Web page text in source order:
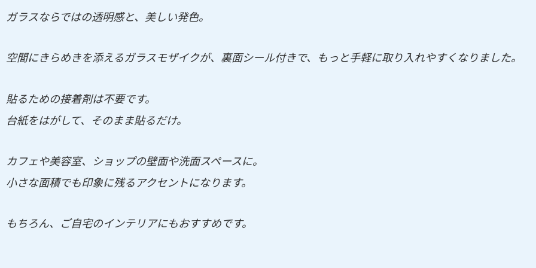
ガラスならではの透明感と、美しい発色。
空間にきらめきを添えるガラスモザイクが、裏面シール付きで、もっと手軽に取り入れやすくなりました。
貼るための接着剤は不要です。
台紙をはがして、そのまま貼るだけ。
カフェや美容室、ショップの壁面や洗面スペースに。
小さな面積でも印象に残るアクセントになります。
もちろん、ご自宅のインテリアにもおすすめです。